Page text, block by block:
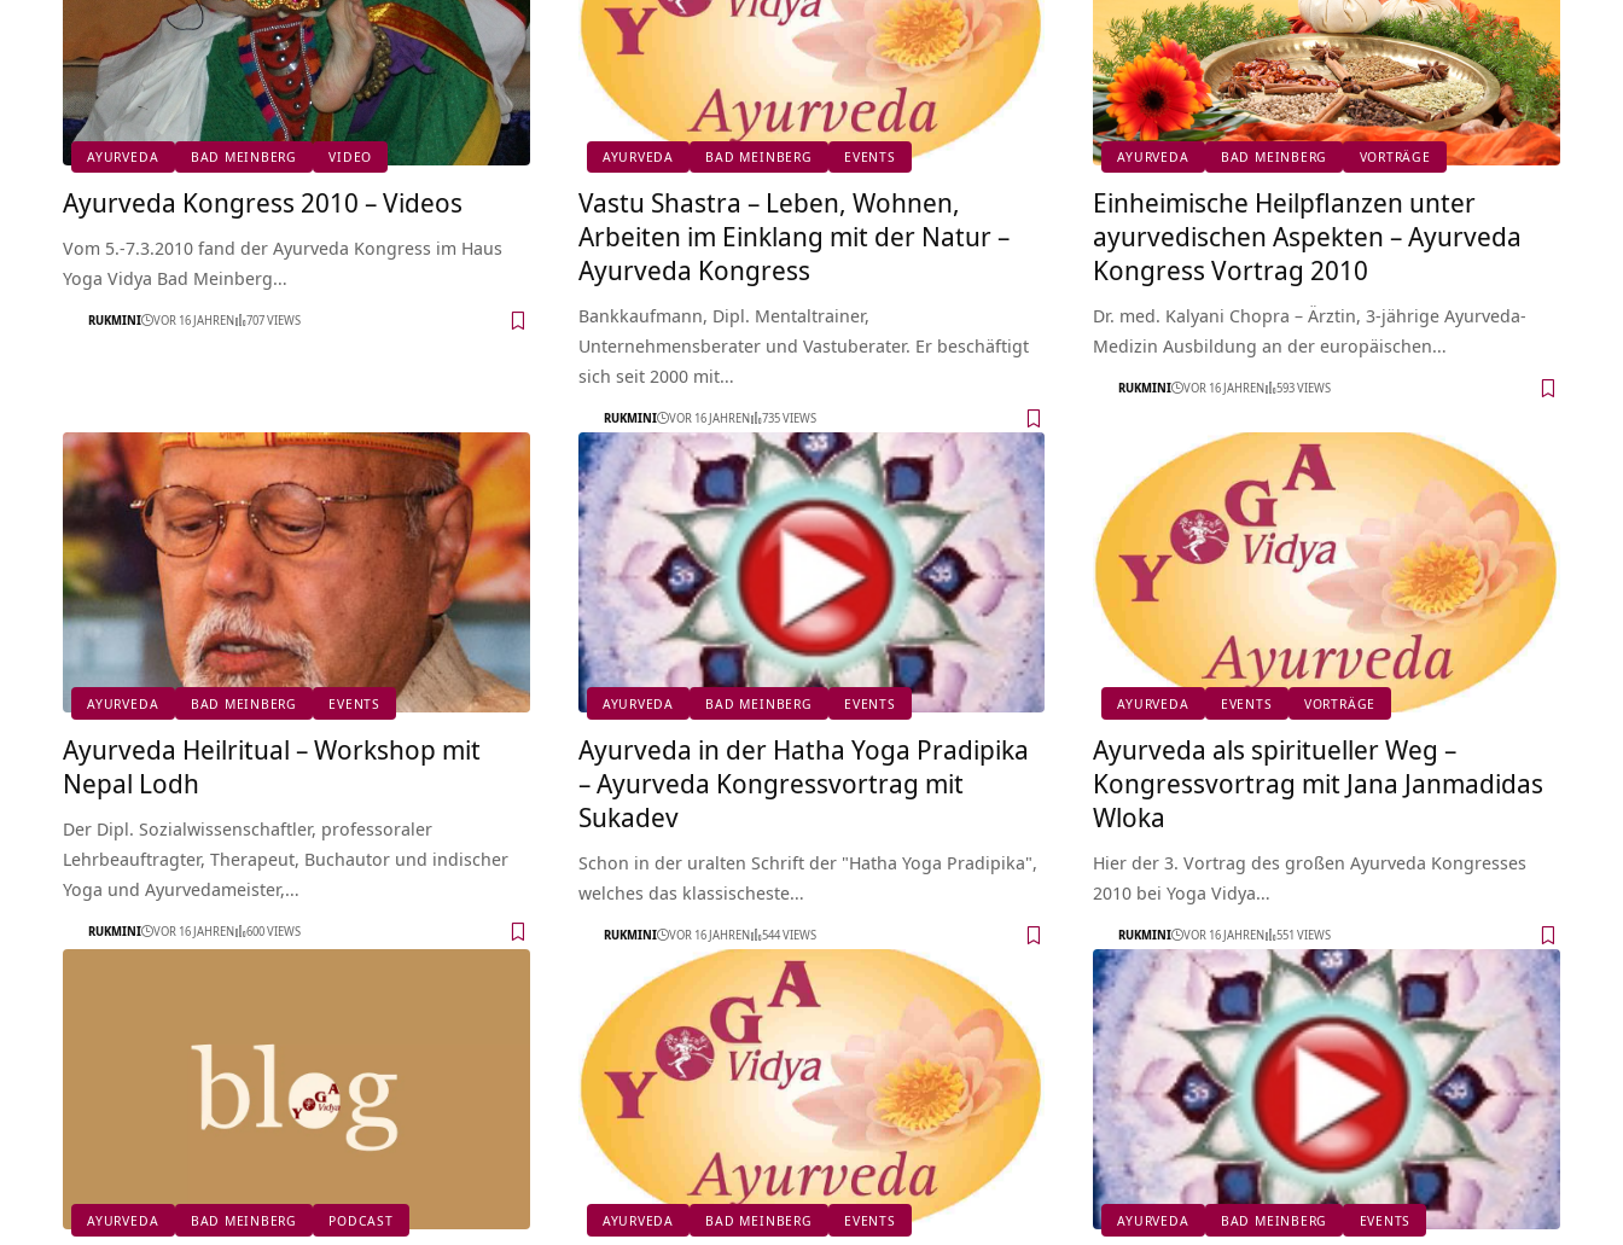
AYURVEDA BAD MEINBERG VIDEO
Ayurveda Kongress 2010 – Videos
Vom 5.-7.3.2010 fand der Ayurveda Kongress im Haus
Yoga Vidya Bad Meinberg…
RUKMINI VOR 16 JAHREN 707 VIEWS
AYURVEDA BAD MEINBERG EVENTS
Vastu Shastra – Leben, Wohnen,
Arbeiten im Einklang mit der Natur –
Ayurveda Kongress
Bankkaufmann, Dipl. Mentaltrainer,
Unternehmensberater und Vastuberater. Er beschäftigt
sich seit 2000 mit…
RUKMINI VOR 16 JAHREN 735 VIEWS
AYURVEDA BAD MEINBERG VORTRÄGE
Einheimische Heilpflanzen unter
ayurvedischen Aspekten – Ayurveda
Kongress Vortrag 2010
Dr. med. Kalyani Chopra – Ärztin, 3-jährige Ayurveda-
Medizin Ausbildung an der europäischen…
RUKMINI VOR 16 JAHREN 593 VIEWS
AYURVEDA BAD MEINBERG EVENTS
Ayurveda Heilritual – Workshop mit
Nepal Lodh
Der Dipl. Sozialwissenschaftler, professoraler
Lehrbeauftragter, Therapeut, Buchautor und indischer
Yoga und Ayurvedameister,…
RUKMINI VOR 16 JAHREN 600 VIEWS
AYURVEDA BAD MEINBERG EVENTS
Ayurveda in der Hatha Yoga Pradipika
– Ayurveda Kongressvortrag mit
Sukadev
Schon in der uralten Schrift der "Hatha Yoga Pradipika",
welches das klassischeste…
RUKMINI VOR 16 JAHREN 544 VIEWS
AYURVEDA EVENTS VORTRÄGE
Ayurveda als spiritueller Weg –
Kongressvortrag mit Jana Janmadidas
Wloka
Hier der 3. Vortrag des großen Ayurveda Kongresses
2010 bei Yoga Vidya…
RUKMINI VOR 16 JAHREN 551 VIEWS
AYURVEDA BAD MEINBERG PODCAST AYURVEDA BAD MEINBERG EVENTS AYURVEDA BAD MEINBERG EVENTS